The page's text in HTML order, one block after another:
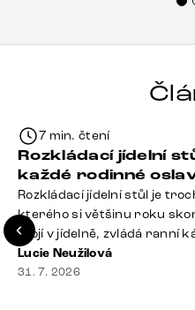
7 min. čtení
Rozkládací jídelní
každé rodinné
Rozkládací jídelní stůl je
kterého si většinu roku
stojí v jídelně, zvládá ranní
hromadu dopisů, které je
ale přijdou Vánoce,
Lucie Neužilová
31. 7. 2026